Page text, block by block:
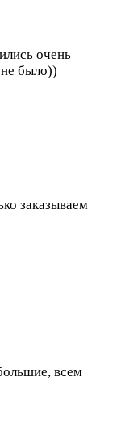
очень
было))
заказываем
всем